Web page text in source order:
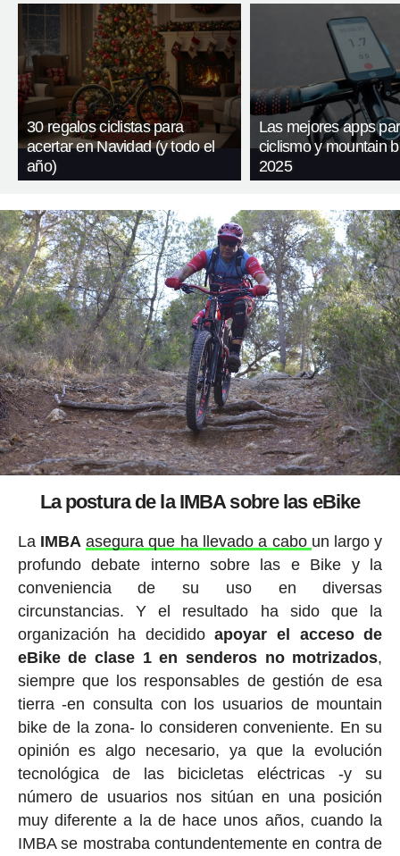
30 regalos ciclistas para
acertar en Navidad (y todo el
año)
Las mejores apps
ciclismo y mountain
2025
La postura de la IMBA sobre las eBike
La IMBA asegura que ha llevado a cabo un largo y
profundo debate interno sobre las e Bike y la
conveniencia de su uso en diversas
circunstancias. Y el resultado ha sido que la
organización ha decididoapoyar el acceso de
eBike de clase 1 en senderos no motrizados,
siempre que los responsables de gestión de esa
tierra -en consulta con los usuarios de mountain
bike de la zona- lo consideren conveniente. En su
opinión es algo necesario, ya que la evolución
tecnológica de las bicicletas eléctricas -y su
número de usuarios nos sitúan en una posición
muy diferente a la de hace unos años, cuando la
IMBA se mostraba contundentemente en contra de